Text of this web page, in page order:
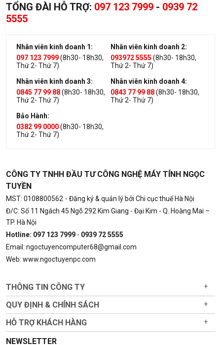
TỔNG ĐÀI HỖ TRỢ: 097 123 7999 - 0939 72
5555
Nhân viên kinh doanh 1:
097 123 7999(8h30- 18h30,
Thứ 2- Thứ 7)
Nhân viên kinh doanh 2:
093972 5555 (8h30- 18h30,
Thứ 2- Thứ 7)
Nhân viên kinh doanh 3:
0845 77 99 88(8h30- 18h30,
Thứ 2- Thứ 7)
Nhân viên kinh doanh 4:
0843 77 99 88(8h30- 18h30,
Thứ 2- Thứ 7)
Bảo Hành:
0382 99 0000(8h30- 18h30,
Thứ 2- Thứ 7)
CÔNG TY TNHH ĐẦU TƯ CÔNG NGHỆ MÁY TÍNH NGỌC
TUYỀN
MST: 0108800562 - Đăng ký & quản lý bởi Chi cục thuế Hà Nội
Đ/C: Số 11 Ngách 45 Ngõ 292 Kim Giang - Đại Kim - Q. Hoàng Mai –
TP. Hà Nội
Hotline: 097 123 7999 - 0939 72 5555
Email: ngoctuyencomputer68@gmail.com
Web: www.ngoctuyenpc.com
THÔNG TIN CÔNG TY +
QUY ĐỊNH & CHÍNH SÁCH +
HỖ TRỢ KHÁCH HÀNG +
NEWSLETTER